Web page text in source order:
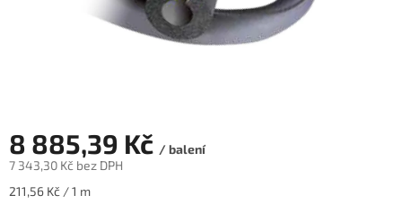
8 885,39 Kč / balení
7 343,30 Kč bez DPH
Měrná
211,56 Kč / 1 m